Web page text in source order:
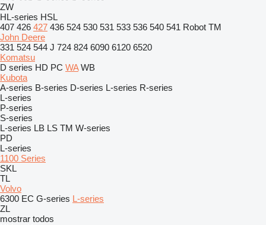
ZW
HL-series HSL
407 426 427 436 524 530 531 533 536 540 541 Robot TM
John Deere
331 524 544 J 724 824 6090 6120 6520
Komatsu
D series HD PC WA WB
Kubota
A-series B-series D-series L-series R-series
L-series
P-series
S-series
L-series LB LS TM W-series
PD
L-series
1100 Series
SKL
TL
Volvo
6300 EC G-series L-series
ZL
mostrar todos